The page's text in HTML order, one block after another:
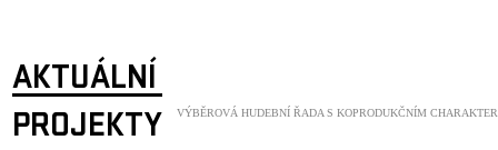
AKTUÁLNÍ
PROJEKTY
VÝBĚROVÁ HUDEBNÍ ŘADA S KOPRODUKČNÍM